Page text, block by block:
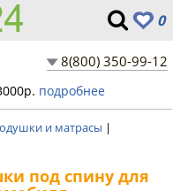
0
8(800) 350-99-12
подробнее
и матрасы |
под спину для